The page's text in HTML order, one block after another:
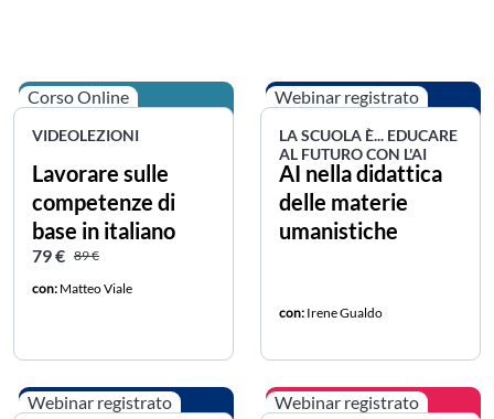
Corso Online
VIDEOLEZIONI
Lavorare sulle
competenze di
base in italiano
Prezzo scontato
79 € Prezzo intero
89 €
con: Matteo Viale
Webinar registrato
LA SCUOLA È... EDUCARE
AL FUTURO CON L'AI
AI nella didattica
delle materie
umanistiche
con: Irene Gualdo
Webinar registrato Webinar registrato